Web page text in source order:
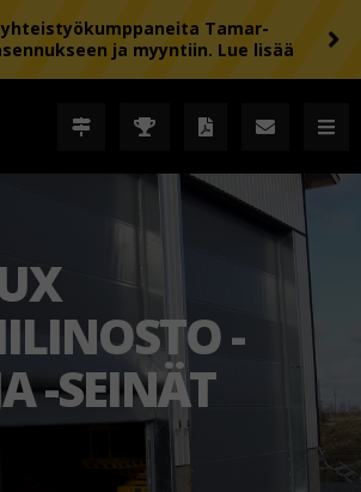
yhteistyökumppaneita Tamar-
ja myyntiin. Lue lisää
-
-SEINÄT